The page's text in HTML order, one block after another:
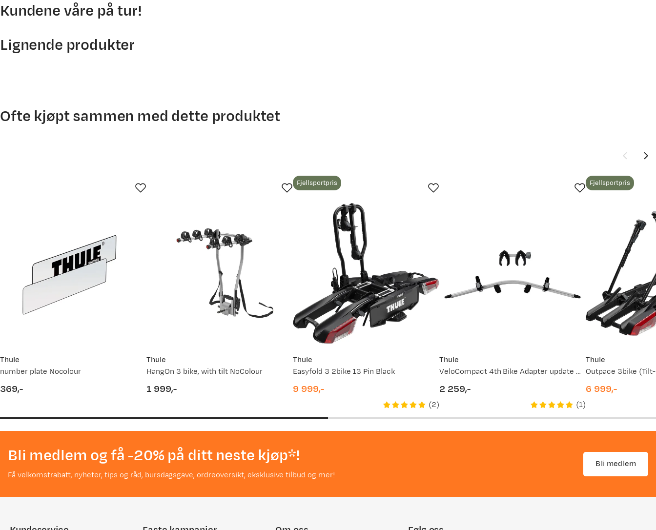
Kundene våre på tur!
Lignende produkter
Ofte kjøpt sammen med dette produktet
Thule
number plate Nocolour
369,-
Thule
HangOn 3 bike, with tilt NoColour
1 999,-
Thule
Easyfold 3 2bike 13 Pin Black
Fjellsportpris
9 999,-
(2)
Thule
VeloCompact 4th Bike Adapter update NoColour
2 259,-
(1)
Thule
Outpace 3bike
Fjellsportpris
6 999,-
Bli medlem og få -20% på ditt neste kjøp*!
Få velkomstrabatt, nyheter, tips og råd, bursdagsgave, ordreoversikt, eksklusive tilbud og mer!
Bli medlem